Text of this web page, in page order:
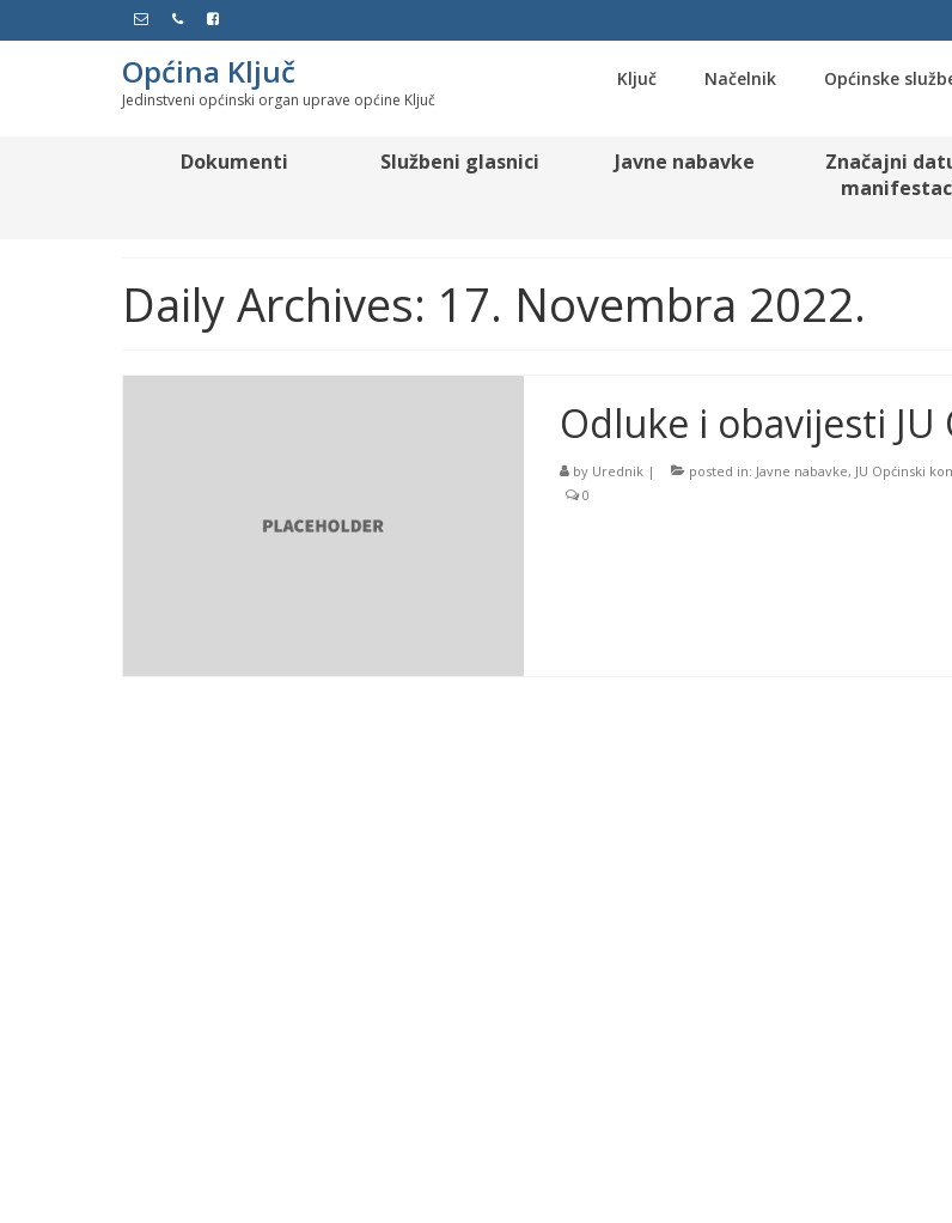
Općina Ključ
Jedinstveni općinski organ uprave općine Ključ
Ključ Načelnik Općinske
Dokumenti Službeni glasnici Javne nabavke
Značajni
Daily Archives: 17. Novembra 2022.
Odluke i obavijesti JU
by Urednik| posted in: Javne nabavke, JU Općinski
0